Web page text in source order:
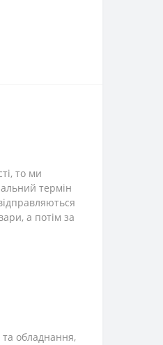
то ми
термін
а потім за
та обладнання,